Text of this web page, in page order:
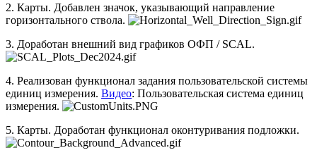
2. Карты. Добавлен значок, указывающий направление
горизонтального ствола.
3. Доработан внешний вид графиков ОФП / SCAL.
4. Реализован функционал задания пользовательской системы
единиц измерения. Видео: Пользовательская система единиц
измерения.
5. Карты. Доработан функционал оконтуривания подложки.